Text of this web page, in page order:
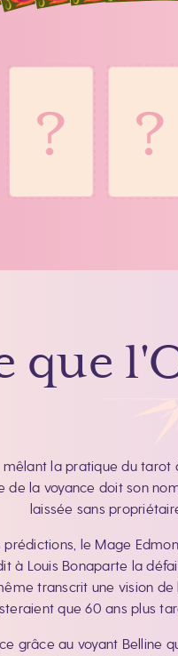
que
la pratique du
de la voyance doit son
laissée sans
le Mage
à Louis Bonaparte la
transcrit une vision
que 60 ans
grâce au voyant